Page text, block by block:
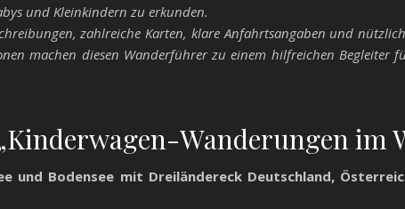
und Kleinkindern zu erkunden.
zahlreiche Karten, klare Anfahrtsangaben und
machen diesen Wanderführer zu einem hilfreichen Begleiter
Wanderungen im
und Bodensee mit Dreiländereck Deutschland,